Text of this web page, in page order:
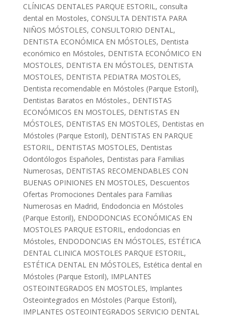
CLÍNICAS DENTALES PARQUE ESTORIL, consulta
dental en Mostoles, CONSULTA DENTISTA PARA
NIÑOS MÓSTOLES, CONSULTORIO DENTAL,
DENTISTA ECONÓMICA EN MÓSTOLES, Dentista
económico en Móstoles, DENTISTA ECONÓMICO EN
MOSTOLES, DENTISTA EN MÓSTOLES, DENTISTA
MOSTOLES, DENTISTA PEDIATRA MOSTOLES,
Dentista recomendable en Móstoles (Parque Estoril),
Dentistas Baratos en Móstoles., DENTISTAS
ECONÓMICOS EN MOSTOLES, DENTISTAS EN
MÓSTOLES, DENTISTAS EN MOSTOLES, Dentistas en
Móstoles (Parque Estoril), DENTISTAS EN PARQUE
ESTORIL, DENTISTAS MOSTOLES, Dentistas
Odontólogos Españoles, Dentistas para Familias
Numerosas, DENTISTAS RECOMENDABLES CON
BUENAS OPINIONES EN MOSTOLES, Descuentos
Ofertas Promociones Dentales para Familias
Numerosas en Madrid, Endodoncia en Móstoles
(Parque Estoril), ENDODONCIAS ECONÓMICAS EN
MOSTOLES PARQUE ESTORIL, endodoncias en
Móstoles, ENDODONCIAS EN MÓSTOLES, ESTÉTICA
DENTAL CLINICA MOSTOLES PARQUE ESTORIL,
ESTÉTICA DENTAL EN MÓSTOLES, Estética dental en
Móstoles (Parque Estoril), IMPLANTES
OSTEOINTEGRADOS EN MOSTOLES, Implantes
Osteointegrados en Móstoles (Parque Estoril),
IMPLANTES OSTEOINTEGRADOS SERVICIO DENTAL